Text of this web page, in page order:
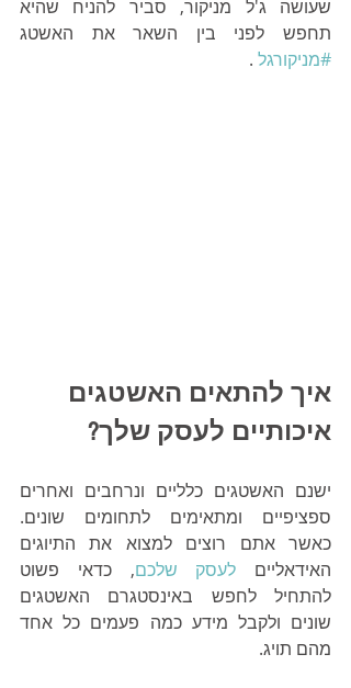
תחפש לפני בין השאר את האשטג
#מניקורגל .
איך להתאים האשטגים
איכותיים לעסק שלך?
האידאליים לעסק שלכם
מהם תויג.